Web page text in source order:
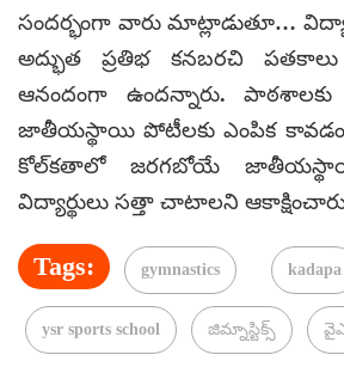
సందర్భంగా వారు మాట్లాడుతూ…
అద్భుత ప్రతిభ కనబరచి
ఆనందంగా ఉందన్నారు.
జాతీయస్థాయి పోటీలకు ఎంపిక
కోల్‌కతాలో జరగబోయే
విద్యార్థులు సత్తా చాటాలని
Tags: gymnastics kadapa
ysr sports school జిమ్నాస్టిక్స్‌